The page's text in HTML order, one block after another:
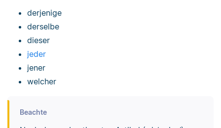
derjenige
derselbe
dieser
jeder
jener
welcher
Beachte